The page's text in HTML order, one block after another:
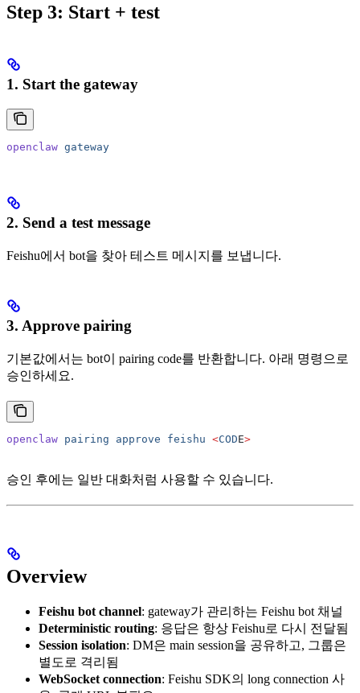
Step 3: Start + test
1. Start the gateway
openclaw gateway
2. Send a test message
Feishu에서 bot을 찾아 테스트 메시지를 보냅니다.
3. Approve pairing
기본값에서는 bot이 pairing code를 반환합니다. 아래 명령으로
승인하세요.
openclaw pairing approve feishu <CODE>
승인 후에는 일반 대화처럼 사용할 수 있습니다.
Overview
Feishu bot channel: gateway가 관리하는 Feishu bot 채널
Deterministic routing: 응답은 항상 Feishu로 다시 전달됨
Session isolation: DM은 main session을 공유하고, 그룹은
별도로 격리됨
WebSocket connection: Feishu SDK의 long connection 사